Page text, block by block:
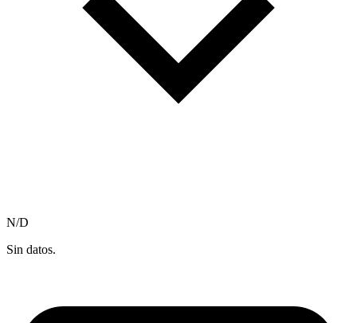
N/D
Sin datos.